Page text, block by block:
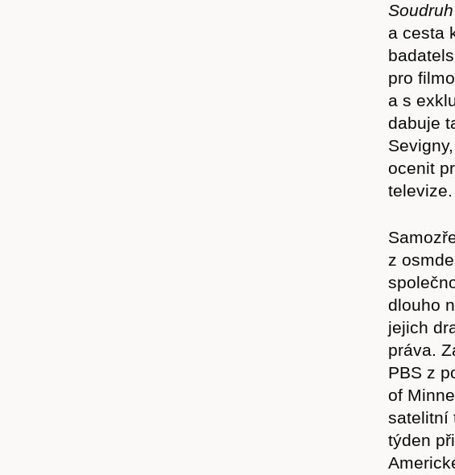
a cesta
pro
a s
dabuje
ocenit
televize.
z
dlouho
jejich
práva.
PBS z
of
satelitní
týden